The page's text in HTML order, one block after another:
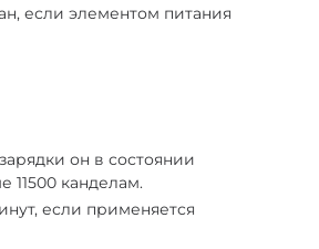
если элементом питания
он в состоянии
11500 канделам.
если применяется